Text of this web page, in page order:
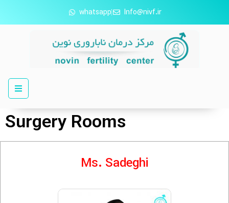
whatsapp Info@nivf.ir
Surgery Rooms
Ms. Sadeghi